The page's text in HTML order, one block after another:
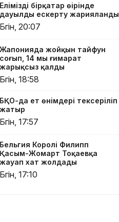
адамды
ажалдан
арашалады
Жамбыл
облысында
19 мың
гектар
қарасора
өседі
партиясы:
Қазақстан –
зайырлы
мемлекет,
Еліміздің бірқатар өңірінде
дауылды ескерту жарияланды
Бүгін, 20:07
Жапонияда жойқын тайфун
соғып, 14 мың ғимарат
жарықсыз қалды
Бүгін, 18:58
БҚО-да ет өнімдері тексеріліп
жатыр
Бүгін, 17:57
Бельгия Королі Филипп
Қасым-Жомарт Тоқаевқа
жауап хат жолдады
Бүгін, 17:10